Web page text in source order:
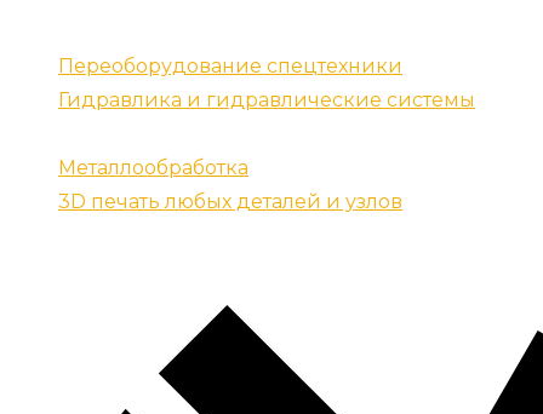
Переоборудование спецтехники
Гидравлика и гидравлические системы
Металлообработка
3D печать любых деталей и узлов